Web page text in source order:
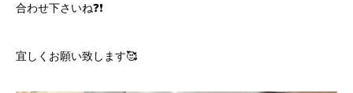
合わせ下さいね❓❗️
宜しくお願い致します🥰